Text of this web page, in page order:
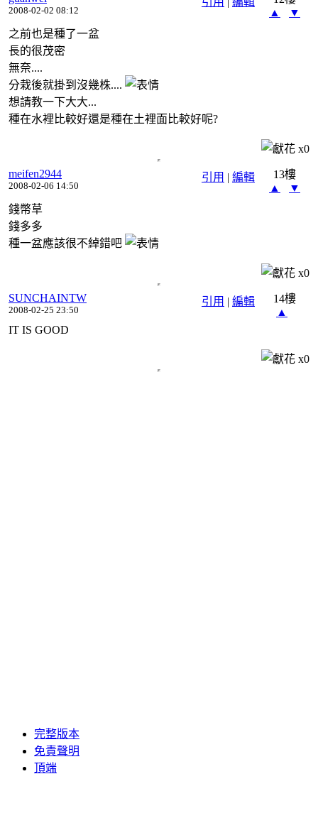
2008-02-02 08:12
▲
▼
之前也是種了一盆
長的很茂密
無奈....
分栽後就掛到沒幾株....
想請教一下大大...
種在水裡比較好還是種在土裡面比較好呢?
x0
引用 | 編輯
meifen2944
2008-02-06 14:50
13樓
▲
▼
錢幣草
錢多多
種一盆應該很不綽錯吧
x0
引用 | 編輯
SUNCHAINTW
2008-02-25 23:50
14樓
▲
IT IS GOOD
x0
完整版本
免責聲明
頂端